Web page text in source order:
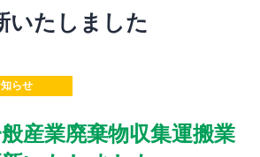
いたしました
らせ
産業廃棄物収集運搬業